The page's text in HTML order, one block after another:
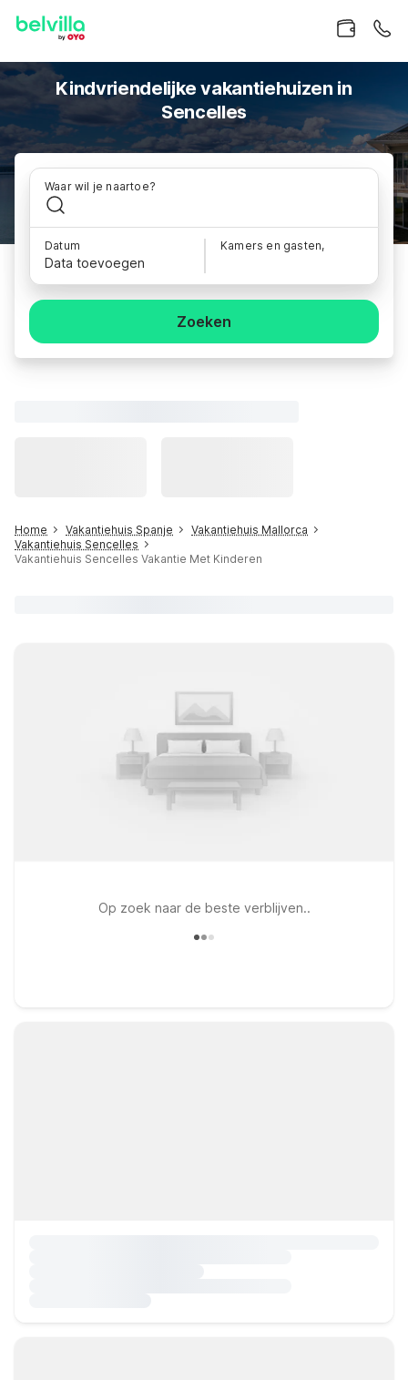
Kindvriendelijke vakantiehuizen in
Sencelles
Waar wil je naartoe?
Datum
Data toevoegen
Kamers en gasten,
Zoeken
Home Vakantiehuis Spanje
Vakantiehuis Mallorca
Vakantiehuis Sencelles
Vakantiehuis Sencelles Vakantie Met Kinderen
Op zoek naar de beste verblijven..